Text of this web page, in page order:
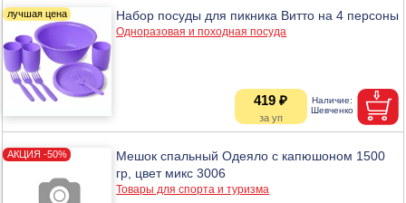
Набор посуды для пикника Витто на 4 персоны
Одноразовая и походная посуда
419 ₽
Мешок спальный Одеяло с капюшоном 1500
гр, цвет микс 3006
Товары для спорта и туризма